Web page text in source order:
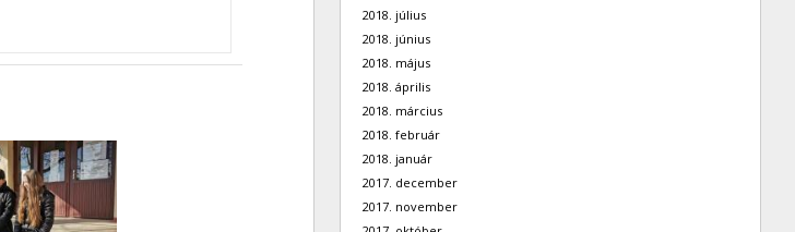
2018. július
2018. június
2018. május
2018. április
2018. március
2018. február
2018. január
2017. december
2017. november